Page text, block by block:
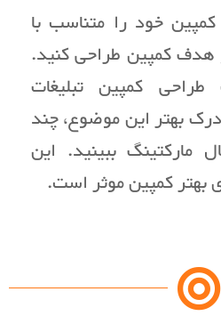
خود را متناسب با
کمپین طراحی کنید.
طراحی کمپین تبلیغات
بهتر این موضوع، چند
مارکتینگ ببینید. این
بهتر کمپین موثر است.